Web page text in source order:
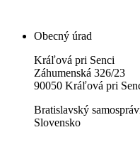
Obecný úrad
Kráľová pri Senci
Záhumenská 326/23
90050 Kráľová pri
Bratislavský
Slovensko